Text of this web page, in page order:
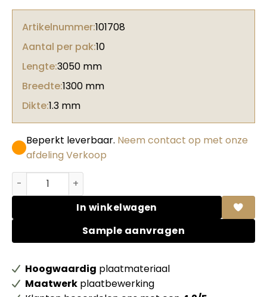
Artikelnummer:101708
Aantal per pak:10
Lengte:3050 mm
Breedte:1300 mm
Dikte:1.3 mm
Beperkt leverbaar. Neem contact op met onze
afdeling Verkoop
Formica HPL F7858 ColorCore Pumice Matte (58) +
In winkelwagen
Sample aanvragen
Hoogwaardig plaatmateriaal
Maatwerk plaatbewerking